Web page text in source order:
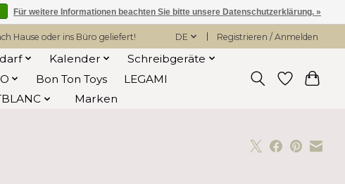
Hause oder ins Büro geliefert! DE Registrieren / Anmelden
Kalender
Schreibgeräte
Bon Ton Toys
LEGAMI
Marken
Für weitere Informationen beachten Sie bitte unsere Datenschutzerklärung. »